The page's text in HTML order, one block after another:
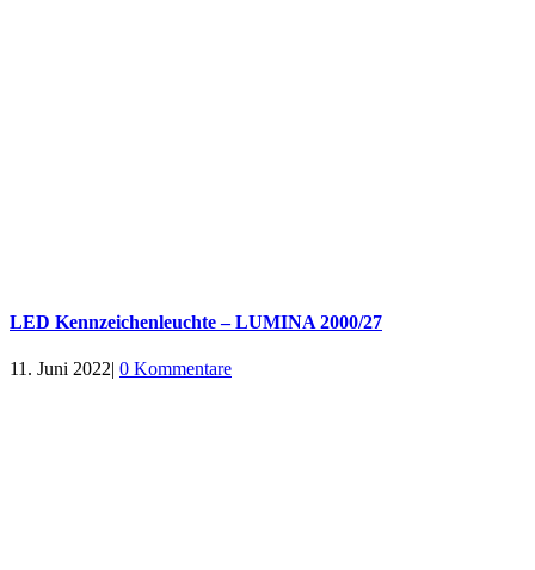
LED Kennzeichenleuchte – LUMINA 2000/27
11. Juni 2022| 0 Kommentare